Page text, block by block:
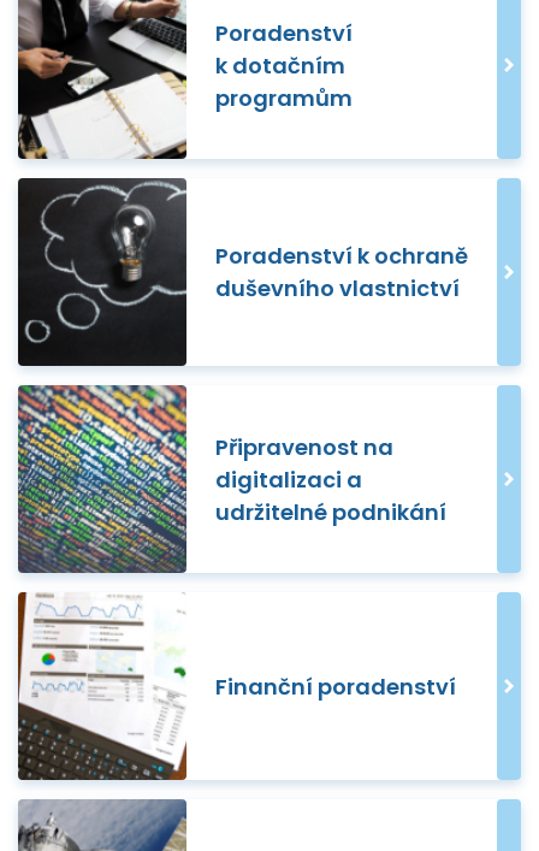
Poradenství
k dotačním
programům
Poradenství k ochraně
duševního vlastnictví
Připravenost na
digitalizaci a
udržitelné podnikání
Finanční poradenství